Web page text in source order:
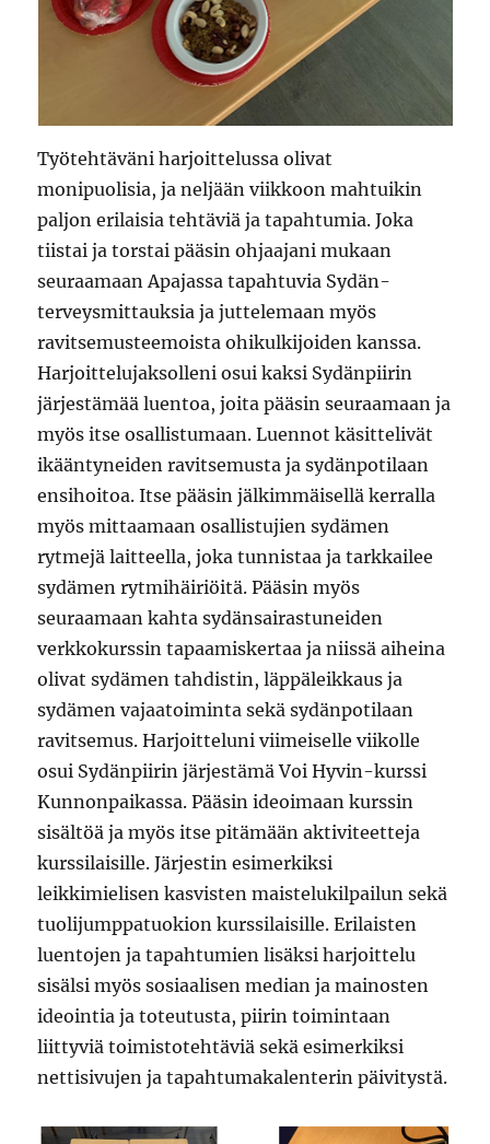
Työtehtäväni harjoittelussa olivat
monipuolisia, ja neljään viikkoon mahtuikin
paljon erilaisia tehtäviä ja tapahtumia. Joka
tiistai ja torstai pääsin ohjaajani mukaan
seuraamaan Apajassa tapahtuvia Sydän-
terveysmittauksia ja juttelemaan myös
ravitsemusteemoista ohikulkijoiden kanssa.
Harjoittelujaksolleni osui kaksi Sydänpiirin
järjestämää luentoa, joita pääsin seuraamaan ja
myös itse osallistumaan. Luennot käsittelivät
ikääntyneiden ravitsemusta ja sydänpotilaan
ensihoitoa. Itse pääsin jälkimmäisellä kerralla
myös mittaamaan osallistujien sydämen
rytmejä laitteella, joka tunnistaa ja tarkkailee
sydämen rytmihäiriöitä. Pääsin myös
seuraamaan kahta sydänsairastuneiden
verkkokurssin tapaamiskertaa ja niissä aiheina
olivat sydämen tahdistin, läppäleikkaus ja
sydämen vajaatoiminta sekä sydänpotilaan
ravitsemus. Harjoitteluni viimeiselle viikolle
osui Sydänpiirin järjestämä Voi Hyvin-kurssi
Kunnonpaikassa. Pääsin ideoimaan kurssin
sisältöä ja myös itse pitämään aktiviteetteja
kurssilaisille. Järjestin esimerkiksi
leikkimielisen kasvisten maistelukilpailun sekä
tuolijumppatuokion kurssilaisille. Erilaisten
luentojen ja tapahtumien lisäksi harjoittelu
sisälsi myös sosiaalisen median ja mainosten
ideointia ja toteutusta, piirin toimintaan
liittyviä toimistotehtäviä sekä esimerkiksi
nettisivujen ja tapahtumakalenterin päivitystä.